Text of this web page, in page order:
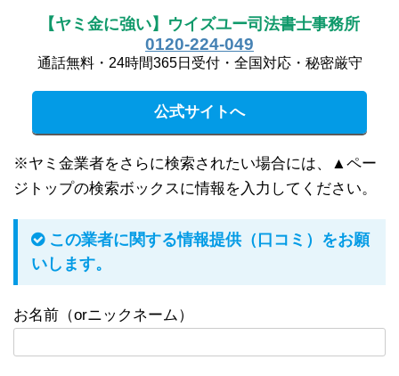
【ヤミ金に強い】ウイズユー司法書士事務所
0120-224-049
通話無料・24時間365日受付・全国対応・秘密厳守
公式サイトへ
※ヤミ金業者をさらに検索されたい場合には、▲ペー
ジトップの検索ボックスに情報を入力してください。
この業者に関する情報提供（口コミ）をお願
いします。
お名前（orニックネーム）